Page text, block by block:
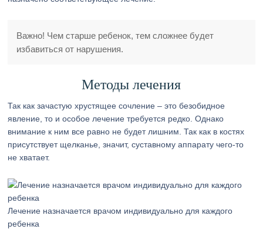
Важно! Чем старше ребенок, тем сложнее будет
избавиться от нарушения.
Методы лечения
Так как зачастую хрустящее сочление – это безобидное
явление, то и особое лечение требуется редко. Однако
внимание к ним все равно не будет лишним. Так как в костях
присутствует щелканье, значит, суставному аппарату чего-то
не хватает.
Лечение назначается врачом индивидуально для каждого
ребенка